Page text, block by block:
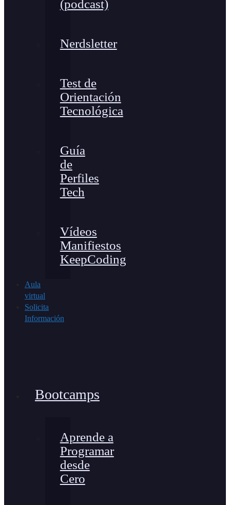
(podcast)
Nerdsletter
Test de
Orientación
Tecnológica
Guía
de
Perfiles
Tech
Vídeos
Manifiestos
KeepCoding
Aula
virtual
Solicita
Información
Bootcamps
Aprende a
Programar
desde
Cero